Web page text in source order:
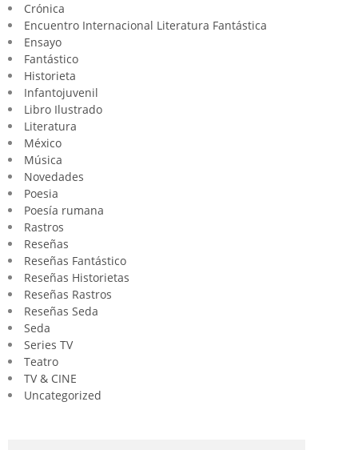
Crónica
Encuentro Internacional Literatura Fantástica
Ensayo
Fantástico
Historieta
Infantojuvenil
Libro Ilustrado
Literatura
México
Música
Novedades
Poesia
Poesía rumana
Rastros
Reseñas
Reseñas Fantástico
Reseñas Historietas
Reseñas Rastros
Reseñas Seda
Seda
Series TV
Teatro
TV & CINE
Uncategorized